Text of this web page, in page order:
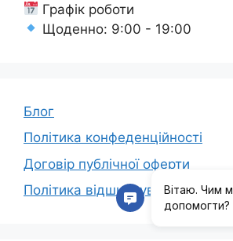
Графік роботи
Щоденно: 9:00 - 19:00
Блог
Політика конфеденційності
Договір публічної оферти
Політика відшкодування коштів